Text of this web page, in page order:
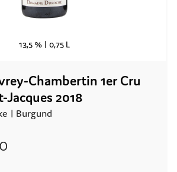
13,5 % | 0,75 L
Chambertin 1er Cru
Jacques 2018
| Burgund